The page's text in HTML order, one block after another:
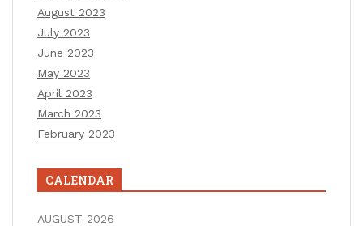
August 2023
July 2023
June 2023
May 2023
April 2023
March 2023
February 2023
CALENDAR
AUGUST 2026